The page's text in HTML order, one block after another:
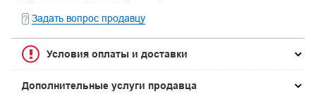
Задать вопрос продавцу
Условия оплаты и доставки
Дополнительные услуги продавца